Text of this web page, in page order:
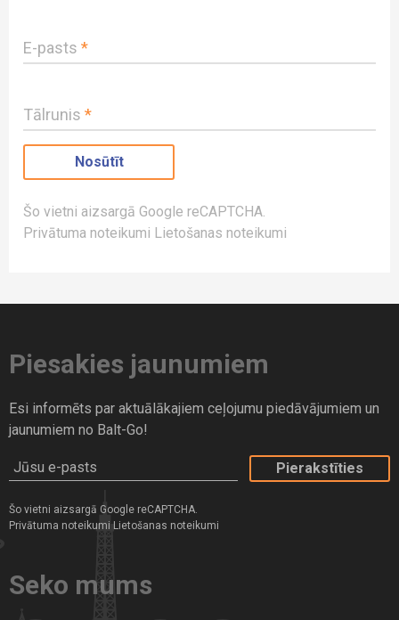
E-pasts *
Tālrunis *
Šo vietni aizsargā Google reCAPTCHA.
Privātuma noteikumi Lietošanas noteikumi
Piesakies jaunumiem
Esi informēts par aktuālākajiem ceļojumu piedāvājumiem un
jaunumiem no Balt-Go!
Jūsu e-pasts
Šo vietni aizsargā Google reCAPTCHA.
Privātuma noteikumi Lietošanas noteikumi
Seko mums